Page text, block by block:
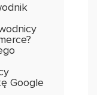
Google